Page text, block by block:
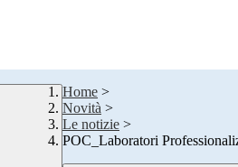
Home >
Novità >
Le notizie >
POC_Laboratori